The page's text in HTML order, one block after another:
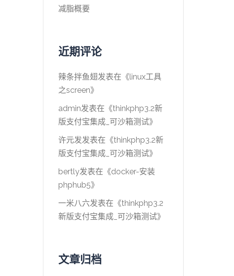
减脂概要
近期评论
辣条拌鱼翅发表在《linux工具
之screen》
admin发表在《thinkphp3.2新
版支付宝集成_可沙箱测试》
许元发发表在《thinkphp3.2新
版支付宝集成_可沙箱测试》
bertly发表在《docker-安装
phphub5》
一米八六发表在《thinkphp3.2
新版支付宝集成_可沙箱测试》
文章归档